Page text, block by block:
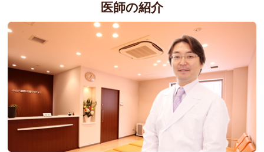
インフルエンザ予防接種のお知らせ
期間：2025年(R7)10月1日～2026年(R8)1月31日
満6ヶ月～13歳未満（2回接種）: ¥3,300／回
※2回目の接種は2～4週間（できれば4週間）あけて接種してくだ
さい。
13歳以上（1回接種）: ¥3,300
65歳以上の宝塚市民の方（1回接種）: ¥1,500
医師の紹介